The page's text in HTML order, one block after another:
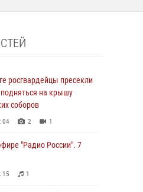
росгвардейцы пресекли
на крышу
соборов
2 1
"Радио России". 7
1